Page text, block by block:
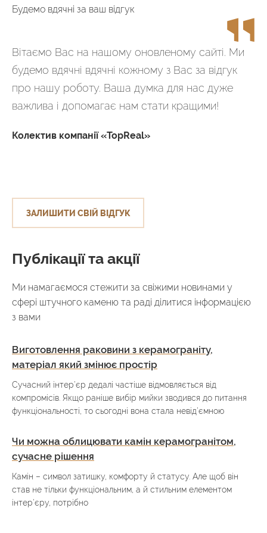
Будемо вдячні за ваш відгук
Вітаємо Вас на нашому оновленому сайті. Ми
будемо вдячні вдячні кожному з Вас за відгук
про нашу роботу. Ваша думка для нас дуже
важлива і допомагає нам стати кращими!
Колектив компанії «TopReal»
ЗАЛИШИТИ СВІЙ ВІДГУК
Публікації та акції
Ми намагаємося стежити за свіжими новинами у
сфері штучного каменю та раді ділитися інформацією
з вами
Виготовлення раковини з керамограніту,
матеріал який змінює простір
Сучасний інтер’єр дедалі частіше відмовляється від
компромісів. Якщо раніше вибір мийки зводився до питання
функціональності, то сьогодні вона стала невід’ємною
Чи можна облицювати камін керамогранітом,
сучасне рішення
Камін – символ затишку, комфорту й статусу. Але щоб він
став не тільки функціональним, а й стильним елементом
інтер’єру, потрібно